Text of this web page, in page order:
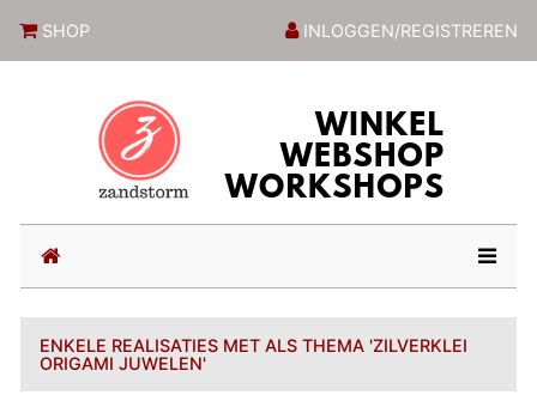
SHOP INLOGGEN/REGISTREREN
(current)
ENKELE REALISATIES MET ALS THEMA 'ZILVERKLEI
ORIGAMI JUWELEN'